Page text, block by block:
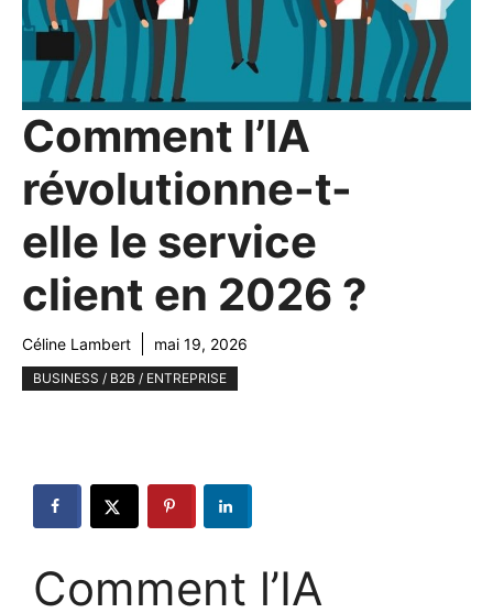
Comment l’IA
révolutionne-t-
elle le service
client en 2026 ?
Céline Lambert mai 19, 2026
BUSINESS / B2B / ENTREPRISE
Comment l’IA